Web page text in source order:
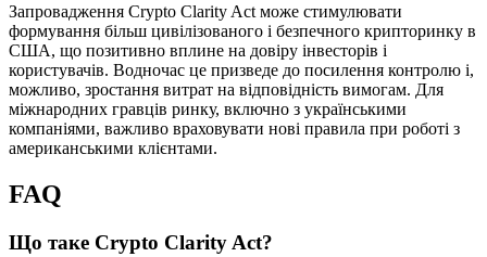
Запровадження Crypto Clarity Act може стимулювати
формування більш цивілізованого і безпечного крипторинку в
США, що позитивно вплине на довіру інвесторів і
користувачів. Водночас це призведе до посилення контролю і,
можливо, зростання витрат на відповідність вимогам. Для
міжнародних гравців ринку, включно з українськими
компаніями, важливо враховувати нові правила при роботі з
американськими клієнтами.
FAQ
Що таке Crypto Clarity Act?